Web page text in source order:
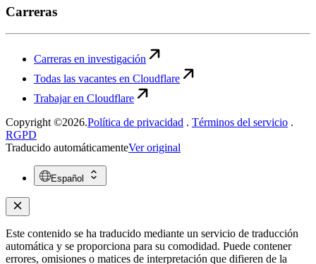
Carreras
Carreras en investigación
Todas las vacantes en Cloudflare
Trabajar en Cloudflare
Copyright ©2026.Política de privacidad . Términos del servicio .
RGPD
Traducido automáticamenteVer original
Español
Este contenido se ha traducido mediante un servicio de traducción
automática y se proporciona para su comodidad. Puede contener
errores, omisiones o matices de interpretación que difieren de la